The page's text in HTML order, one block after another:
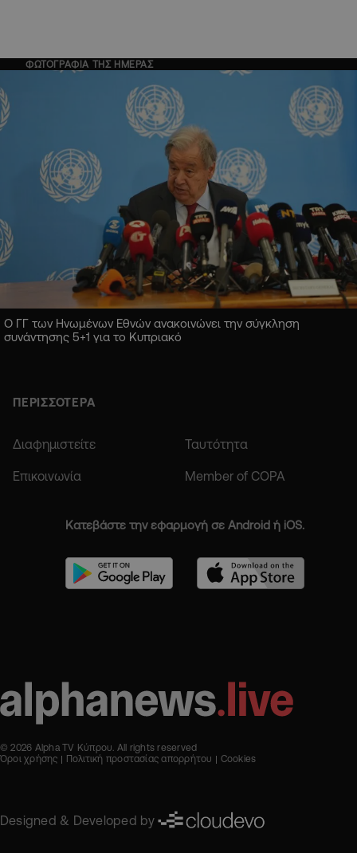
ΦΩΤΟΓΡΑΦΙΑ ΤΗΣ ΗΜΕΡΑΣ
Ο ΓΓ των Ηνωμένων Εθνών ανακοινώνει την σύγκληση
συνάντησης 5+1 για το Κυπριακό
ΠΕΡΙΣΣΟΤΕΡΑ
Διαφημιστείτε Ταυτότητα
Επικοινωνία Member of COPA
Κατεβάστε την εφαρμογή σε Android ή iOS.
© 2026 Alpha TV Κύπρου. All rights reserved
Όροι χρήσης
Πολιτική προστασίας απορρήτου Cookies
Designed & Developed by